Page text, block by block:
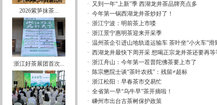
2026紫笋抹茶...
浙江好茶展团首次...
· 又到一年“上新”季 西湖龙井茶品牌亮点多
· 今年第一锅西湖龙井茶炒好了！
· 浙江宁波：明前茶上市喽
· 浙江景宁惠明茶迎来开采季
· 温州茶企引进山地轨道运输车 茶叶坐“小火车”滑
· 西湖龙井最快下周开采 想喝正宗龙井茶还要再等
· 浙江舟山：今年第一茬普陀佛茶要上市了
· 陈宗懋院士谈“茶叶农残”：残留≠超标
· 浙江松阳：早春茶市交易忙
· 全省第一早“乌牛早”茶开摘啦！
· 嵊州市出台古茶树保护政策